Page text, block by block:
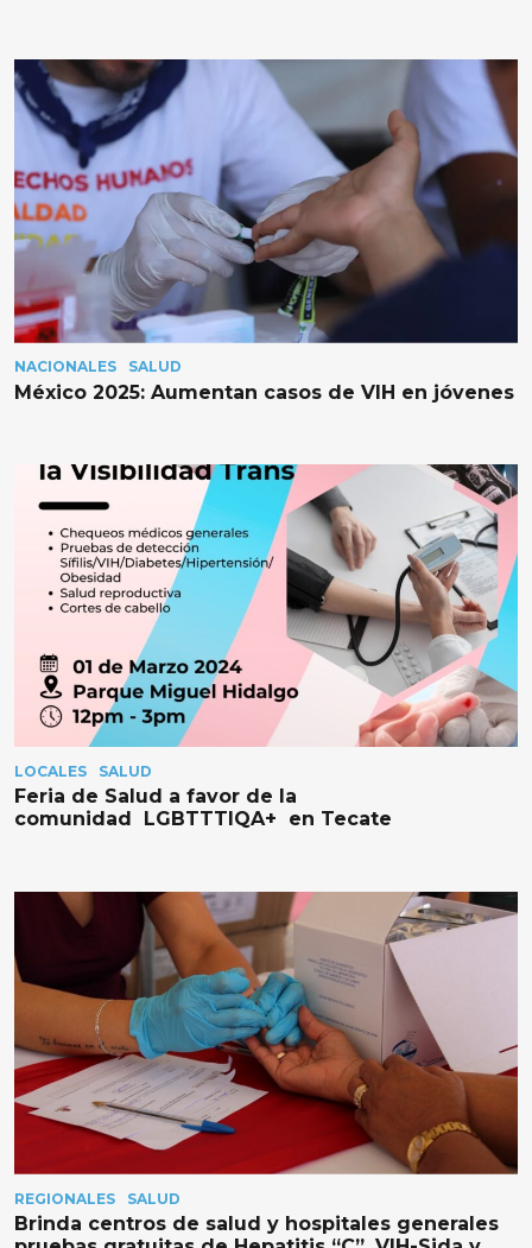
NACIONALES SALUD
México 2025: Aumentan casos de VIH en jóvenes
LOCALES SALUD
Feria de Salud a favor de la
comunidad LGBTTTIQA+ en Tecate
REGIONALES SALUD
Brinda centros de salud y hospitales generales